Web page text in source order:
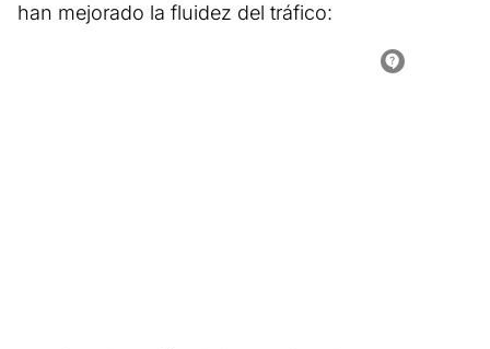
han mejorado la fluidez del tráfico: